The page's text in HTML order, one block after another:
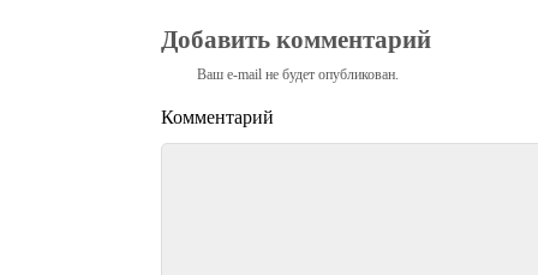
Добавить комментарий
Ваш e-mail не будет опубликован.
Комментарий